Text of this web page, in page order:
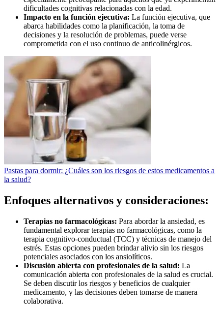
dificultades cognitivas relacionadas con la edad.
Impacto en la función ejecutiva: La función ejecutiva, que
abarca habilidades como la planificación, la toma de
decisiones y la resolución de problemas, puede verse
comprometida con el uso continuo de anticolinérgicos.
Pastas para dormir: ¿Cuáles son los riesgos de estos medicamentos a
la salud?
Enfoques alternativos y consideraciones:
Terapias no farmacológicas: Para abordar la ansiedad, es
fundamental explorar terapias no farmacológicas, como la
terapia cognitivo-conductual (TCC) y técnicas de manejo del
estrés. Estas opciones pueden brindar alivio sin los riesgos
potenciales asociados con los ansiolíticos.
Discusión abierta con profesionales de la salud: La
comunicación abierta con profesionales de la salud es crucial.
Se deben discutir los riesgos y beneficios de cualquier
medicamento, y las decisiones deben tomarse de manera
colaborativa.